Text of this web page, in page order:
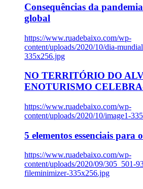
Consequências da
global
https://www.ruadebaixo.com/wp-
content/uploads/2020/10/dia-
335x256.jpg
NO TERRITÓRIO DO
ENOTURISMO
https://www.ruadebaixo.com/wp-
content/uploads/2020/10/image1-
5 elementos essenciais para
https://www.ruadebaixo.com/wp-
content/uploads/2020/09/305_501-
fileminimizer-335x256.jpg